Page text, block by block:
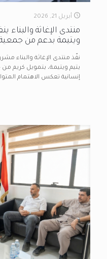
أبريل 21, 2026
ويتيمة بدعم من جمعية
يتيم ويتيمة، بتمويل كريم
إنسانية تعكس الاهتمام